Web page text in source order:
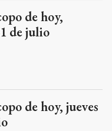
de hoy,
de julio
de hoy, jueves